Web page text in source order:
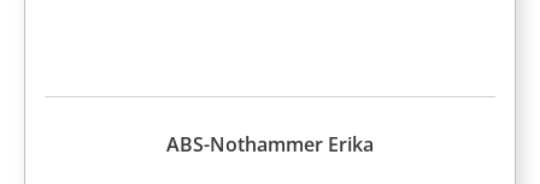
ABS-Nothammer Erika